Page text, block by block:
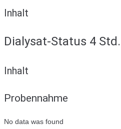
Inhalt
Dialysat-Status 4 Std.
Inhalt
Probennahme
No data was found